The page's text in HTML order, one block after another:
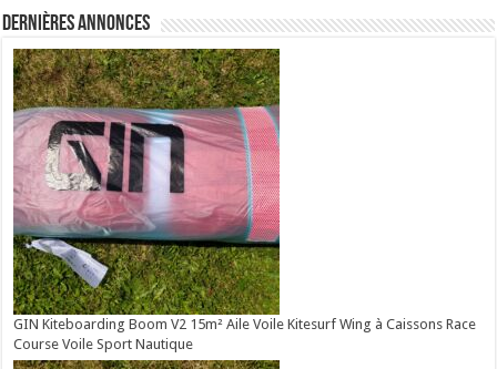
Dernières annonces
GIN Kiteboarding Boom V2 15m² Aile Voile Kitesurf Wing à Caissons Race
Course Voile Sport Nautique